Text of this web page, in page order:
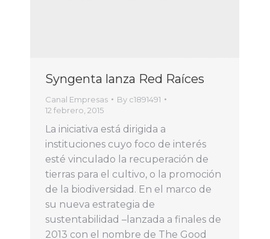
Syngenta lanza Red Raíces
Canal Empresas By c1891491
12 febrero, 2015
La iniciativa está dirigida a
instituciones cuyo foco de interés
esté vinculado la recuperación de
tierras para el cultivo, o la promoción
de la biodiversidad. En el marco de
su nueva estrategia de
sustentabilidad –lanzada a finales de
2013 con el nombre de The Good